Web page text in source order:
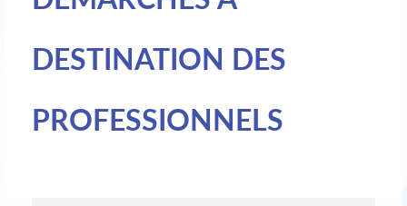
DESTINATION DES
PROFESSIONNELS